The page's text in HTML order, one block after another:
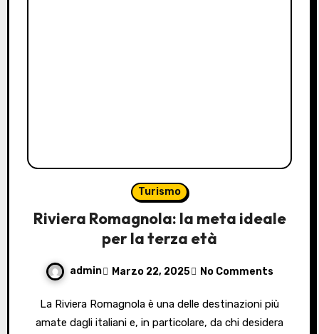
Turismo
Riviera Romagnola: la meta ideale
per la terza età
admin Marzo 22, 2025 No Comments
La Riviera Romagnola è una delle destinazioni più
amate dagli italiani e, in particolare, da chi desidera